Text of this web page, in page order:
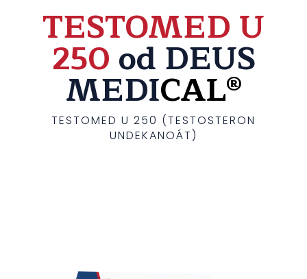
TESTOMED U
250od DEUS
MEDICAL®
TESTOMED U 250 (TESTOSTERON
UNDEKANOÁT)